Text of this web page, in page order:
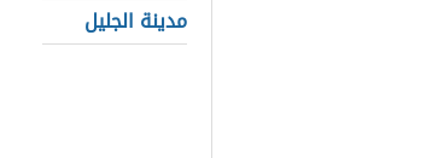
مدينة الجليل